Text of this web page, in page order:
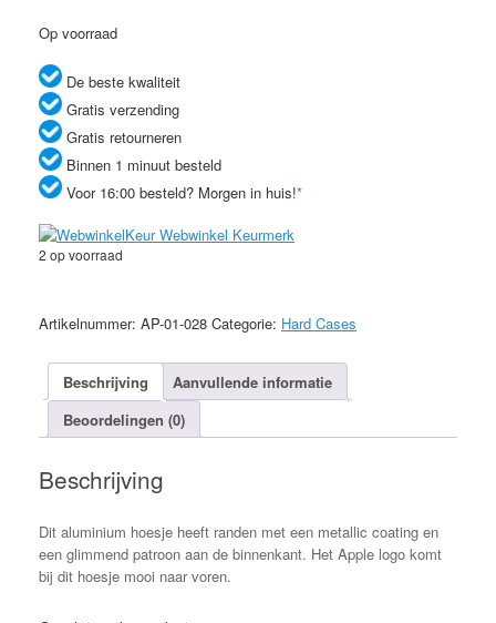
Op voorraad
De beste kwaliteit
Gratis verzending
Gratis retourneren
Binnen 1 minuut besteld
Voor 16:00 besteld? Morgen in huis!*
2 op voorraad
aluminium
hardcase
5/5s
aantal
Artikelnummer: AP-01-028 Categorie: Hard Cases
Beschrijving
Aanvullende informatie
Beoordelingen (0)
Beschrijving
Dit aluminium hoesje heeft randen met een metallic coating en
een glimmend patroon aan de binnenkant. Het Apple logo komt
bij dit hoesje mooi naar voren.